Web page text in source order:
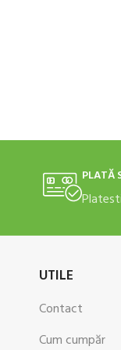
PLATĂ
UTILE
Contact
Cum cumpăr